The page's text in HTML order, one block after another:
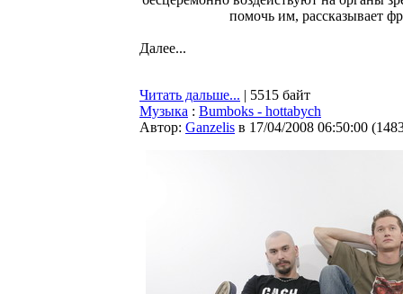
помочь им, рассказывает
Далее...
Читать дальше... | 5515 байт
Музыка : Bumboks - hottabych
Автор: Ganzelis в 17/04/2008 06:50:00 (